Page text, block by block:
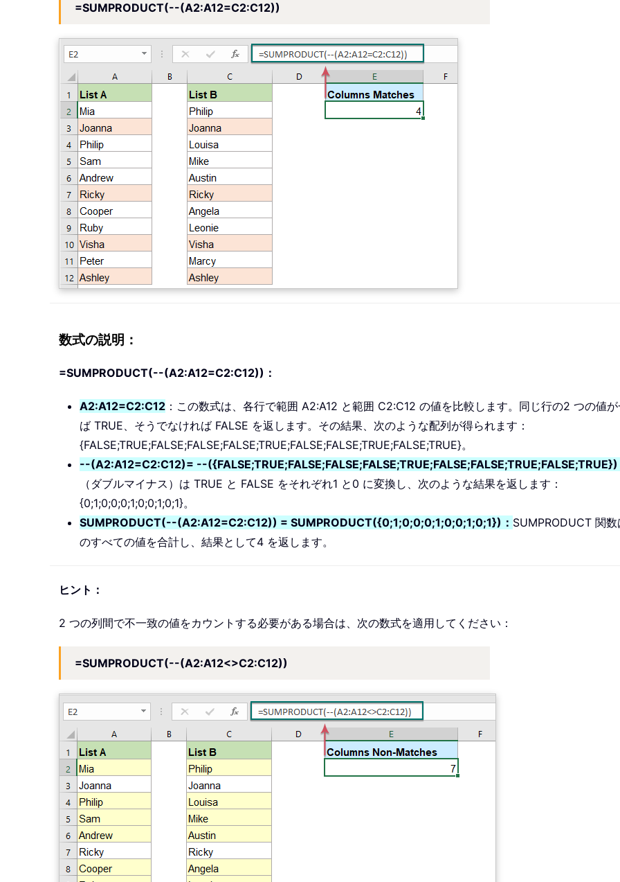
=SUMPRODUCT(--(A2:A12=C2:C12))
数式の説明：
=SUMPRODUCT(--(A2:A12=C2:C12))：
A2:A12=C2:C12 ：この数式は、各行で範囲 A2:A12 と範囲 C2:C12 の値を比較します。同じ行の2 つの値
ば TRUE、そうでなければ FALSE を返します。その結果、次のような配列が得られます：
{FALSE;TRUE;FALSE;FALSE;FALSE;TRUE;FALSE;FALSE;TRUE;FALSE;TRUE}。
--(A2:A12=C2:C12)= --({FALSE;TRUE;FALSE;FALSE;FALSE;TRUE;FALSE;FALSE;TRUE;FALSE;TRUE})
（ダブルマイナス）は TRUE と FALSE をそれぞれ1 と0 に変換し、次のような結果を返します：
{0;1;0;0;0;1;0;0;1;0;1}。
SUMPRODUCT(--(A2:A12=C2:C12)) = SUMPRODUCT({0;1;0;0;0;1;0;0;1;0;1})： SUMPRODUCT 関
のすべての値を合計し、結果として4 を返します。
ヒント：
2 つの列間で不一致の値をカウントする必要がある場合は、次の数式を適用してください：
=SUMPRODUCT(--(A2:A12<>C2:C12))